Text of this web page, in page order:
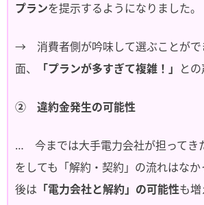
プランを提示するようになりました。
→ 消費者側が吟味して選ぶことがで
面、
「プランが多すぎて複雑！」 と
② 違約金発生の可能性
… 今までは大手電力会社が担ってき
をしても「解約・契約」の流れはな
後は 「電力会社と解約」の可能性も増